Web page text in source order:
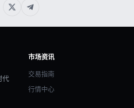
代
市场资讯
交易指南
行情中心